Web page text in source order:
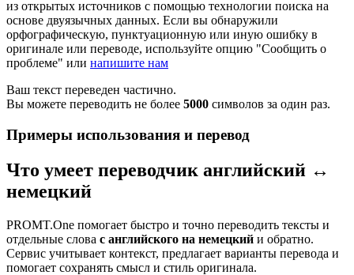
из открытых источников с помощью технологии поиска на
основе двуязычных данных. Если вы обнаружили
орфографическую, пунктуационную или иную ошибку в
оригинале или переводе, используйте опцию "Сообщить о
проблеме" или напишите нам
Ваш текст переведен частично.
Вы можете переводить не более 5000 символов за один раз.
Примеры использования и перевод
Что умеет переводчик английский ↔
немецкий
PROMT.One помогает быстро и точно переводить тексты и
отдельные слова с английского на немецкий и обратно.
Сервис учитывает контекст, предлагает варианты перевода и
помогает сохранять смысл и стиль оригинала.